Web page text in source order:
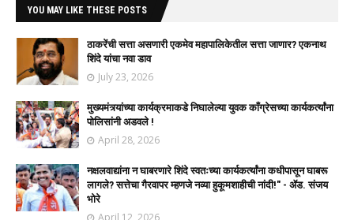
YOU MAY LIKE THESE POSTS
ठाकरेंची सत्ता असणारी एकमेव महापालिकेतील सत्ता जाणार? एकनाथ
शिंदे यांचा नवा डाव
July 23, 2026
मुख्यमंत्र्यांच्या कार्यक्रमाकडे निघालेल्या युवक काँग्रेसच्या कार्यकर्त्यांना
पोलिसांनी अडवले !
April 28, 2026
नक्षलवाद्यांना न घाबरणारे शिंदे स्वतःच्या कार्यकर्त्यांना कधीपासून घाबरू
लागले? सत्तेचा गैरवापर म्हणजे नव्या हुकूमशाहीची नांदी!" - ॲड. संजय
भोरे
April 12, 2026